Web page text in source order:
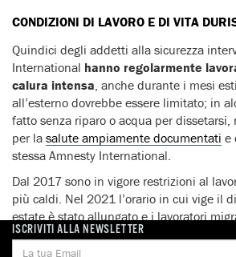
CONDIZIONI DI LAVORO E DI VITA
Quindici degli addetti alla sicurezza
International hanno regolarmente
calura intensa, anche durante i mesi
all’esterno dovrebbe essere limitato; in
fatto senza riparo o acqua per
per la salute ampiamente documentati e
stessa Amnesty International.
Dal 2017 sono in vigore restrizioni al
più caldi. Nel 2021 l’orario in cui vige il
estate è stato allungato e i lavoratori
di fermarsi se avvertono che il caldo
la loro salute. Tuttavia, Amnesty
ISCRIVITI ALLA NEWSLETTER